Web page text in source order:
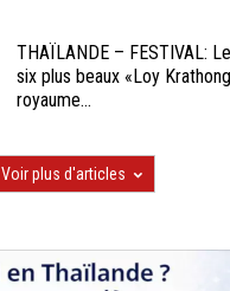
THAÏLANDE – FESTIVAL:
six plus beaux «Loy
royaume...
Voir plus d'articles